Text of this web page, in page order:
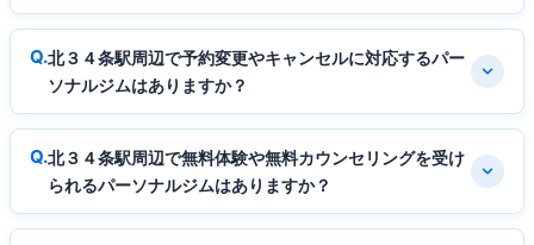
北３４条駅周辺で予約変更やキャンセルに対応するパー
ソナルジムはありますか？
北３４条駅周辺で無料体験や無料カウンセリングを受け
られるパーソナルジムはありますか？